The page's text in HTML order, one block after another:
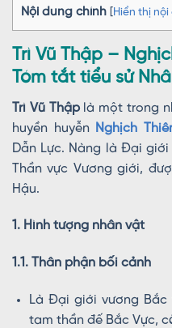
Nội dung chính Hiển thị
Trì Vũ Thập –
Tóm tắt tiểu sử
Trì Vũ Thậplà một trong
huyền huyễn Nghịch
Dẫn Lực. Nàng là Đại
Thần vực Vương giới,
Hậu.
1. Hình tượng nhân vật
1.1. Thân phận bối cảnh
Là Đại giới vương Bắc
tam thần đế Bắc Vực,